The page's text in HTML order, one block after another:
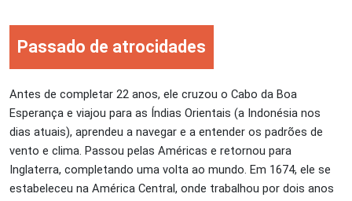
Passado de atrocidades
Antes de completar 22 anos, ele cruzou o Cabo da Boa
Esperança e viajou para as Índias Orientais (a Indonésia nos
dias atuais), aprendeu a navegar e a entender os padrões de
vento e clima. Passou pelas Américas e retornou para
Inglaterra, completando uma volta ao mundo. Em 1674, ele se
estabeleceu na América Central, onde trabalhou por dois anos